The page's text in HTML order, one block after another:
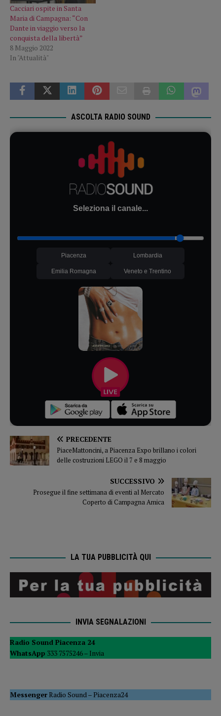
Cacciari ospite in Santa
Maria di Campagna: “Con
Dante in viaggio verso la
conquista della libertà”
8 Maggio 2022
In "Attualità"
ASCOLTA RADIO SOUND
Seleziona il canale...
Piacenza Lombardia
Emilia Romagna Veneto e Trentino
PRECEDENTE
PiaceMattoncini, a Piacenza Expo brillano i colori
delle costruzioni LEGO il 7 e 8 maggio
SUCCESSIVO
Prosegue il fine settimana di eventi al Mercato
Coperto di Campagna Amica
LA TUA PUBBLICITÀ QUI
INVIA SEGNALAZIONI
Radio Sound Piacenza 24
WhatsApp 333 7575246 – Invia
MessengerRadio Sound –Piacenza24